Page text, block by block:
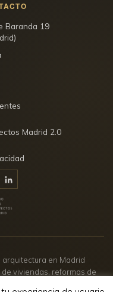
Baranda 19
Madrid 2.0
arquitectura en Madrid
viviendas, reformas de